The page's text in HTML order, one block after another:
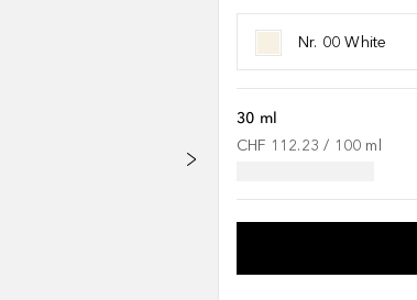
Nr. 00 White
30 ml
CHF 112.23 / 100 ml